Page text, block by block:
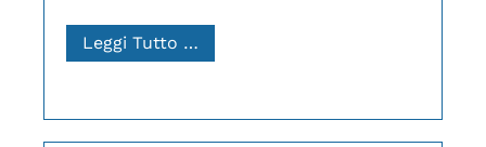
Leggi Tutto …